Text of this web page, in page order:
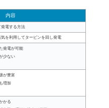
内容
発電する方法
を利用してタービンを回し発電
発電が可能
少ない
が豊富
増加
かる